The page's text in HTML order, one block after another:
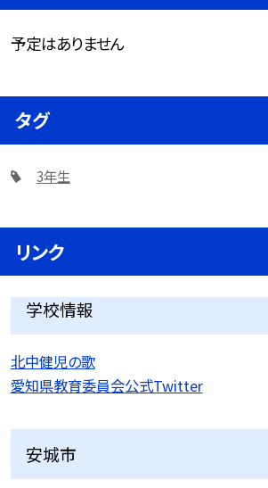
予定はありません
タグ
3年生
リンク
学校情報
北中健児の歌
愛知県教育委員会公式Twitter
安城市